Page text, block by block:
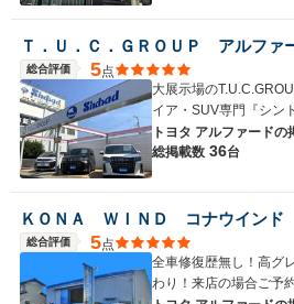
総合評価 5点
大展示場の
イア・SUV専門『シン
トヨタ アルファードの
総掲載数 36台
ＫＯＮＡ ＷＩＮＤ コナウインド
総合評価 5点
全車修復歴無し！高グ
わり！来店の場合ご予